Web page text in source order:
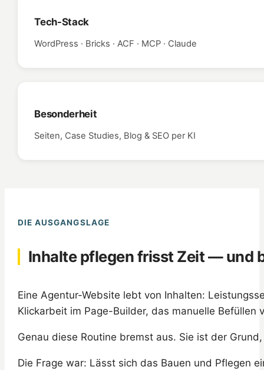
Tech-Stack
WordPress · Bricks · ACF · MCP · Claude
Besonderheit
Seiten, Case Studies, Blog & SEO per KI
DIE AUSGANGSLAGE
Inhalte pflegen frisst Zeit — und
Eine Agentur-Website lebt von Inhalten:
Klickarbeit im Page-Builder, das manuelle
Genau diese Routine bremst aus. Sie ist der
Die Frage war: Lässt sich das Bauen und Pflegen